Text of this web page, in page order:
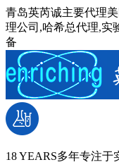
青岛英芮诚主要代理
理公司,哈希总代理,实
备
18 YEARS多年专注于